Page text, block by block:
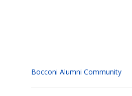
Bocconi Alumni Community